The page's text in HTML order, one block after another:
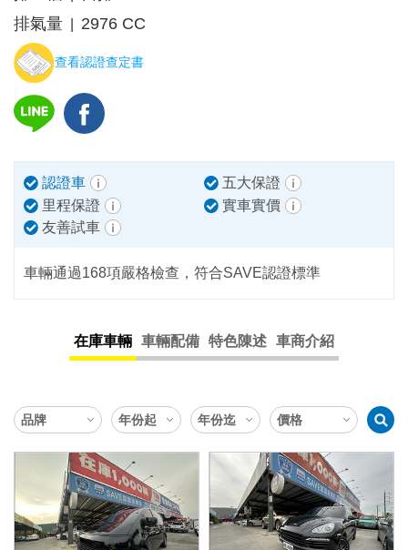
排氣量
2976 CC
查看認證查定書
認證車
五大保證
里程保證
實車實價
友善試車
車輛通過168項嚴格檢查，符合SAVE認證標準
在庫車輛 車輛配備 特色陳述 車商介紹